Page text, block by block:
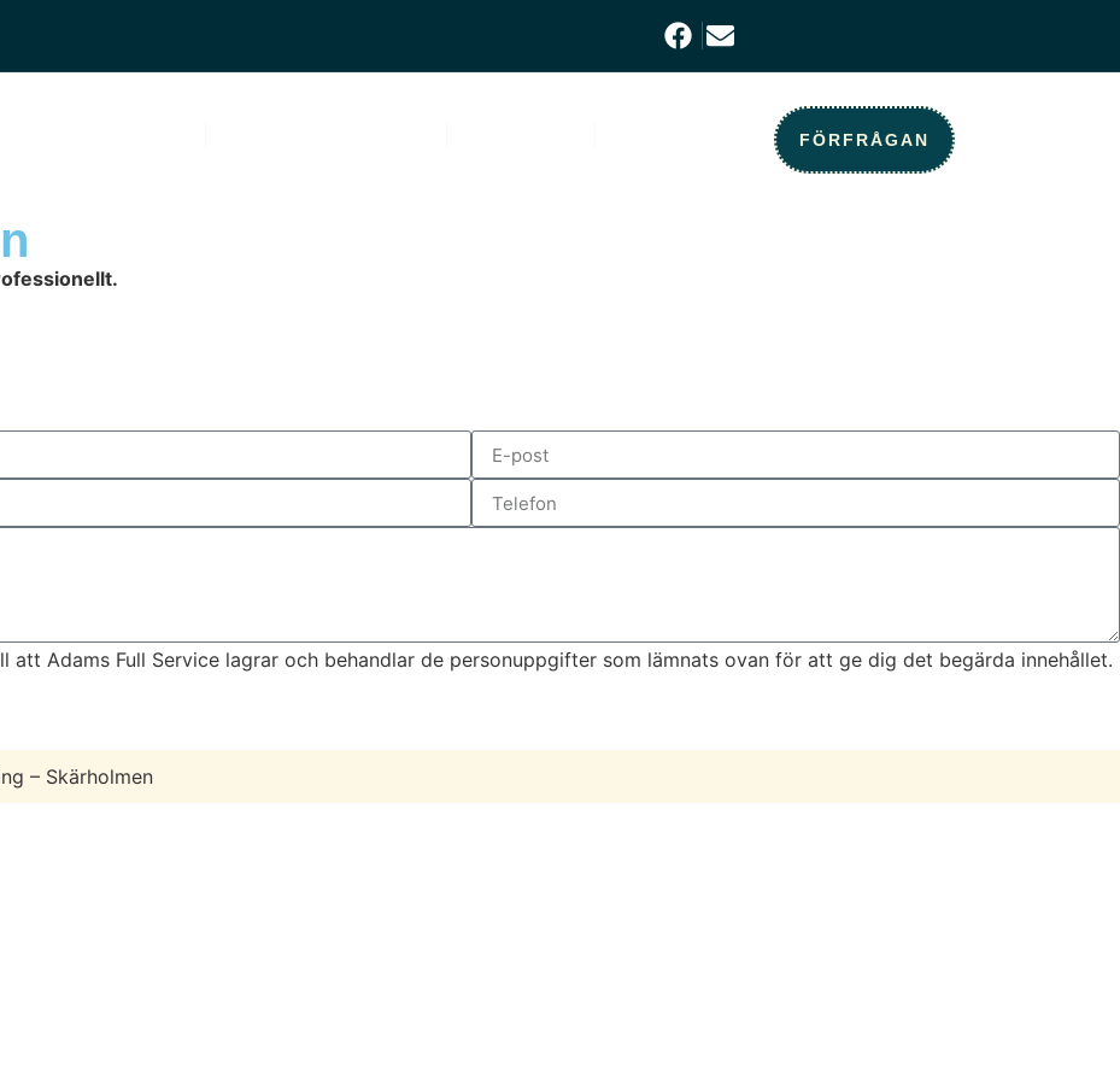
FÖRFRÅGAN
Adams Full Service lagrar och behandlar de personuppgifter som lämnats ovan för att ge dig det begärda innehållet.
– Skärholmen